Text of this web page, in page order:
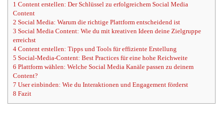
1 Content erstellen: Der Schlüssel zu erfolgreichem Social Media
Content
2 Social Media: Warum die richtige Plattform entscheidend ist
3 Social Media Content: Wie du mit kreativen Ideen deine Zielgruppe
erreichst
4 Content erstellen: Tipps und Tools für effiziente Erstellung
5 Social-Media-Content: Best Practices für eine hohe Reichweite
6 Plattform wählen: Welche Social Media Kanäle passen zu deinem
Content?
7 User einbinden: Wie du Interaktionen und Engagement förderst
8 Fazit